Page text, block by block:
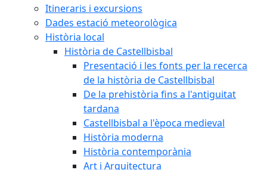
Itineraris i excursions
Dades estació meteorològica
Història local
Història de Castellbisbal
Presentació i les fonts per la recerca
de la història de Castellbisbal
De la prehistòria fins a l'antiguitat
tardana
Castellbisbal a l'època medieval
Història moderna
Història contemporània
Art i Arquitectura